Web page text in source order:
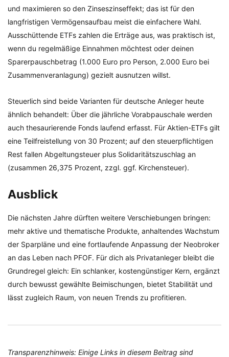
und maximieren so den Zinseszinseffekt; das ist für den
langfristigen Vermögensaufbau meist die einfachere Wahl.
Ausschüttende ETFs zahlen die Erträge aus, was praktisch ist,
wenn du regelmäßige Einnahmen möchtest oder deinen
Sparerpauschbetrag (1.000 Euro pro Person, 2.000 Euro bei
Zusammenveranlagung) gezielt ausnutzen willst.
Steuerlich sind beide Varianten für deutsche Anleger heute
ähnlich behandelt: Über die jährliche Vorabpauschale werden
auch thesaurierende Fonds laufend erfasst. Für Aktien-ETFs gilt
eine Teilfreistellung von 30 Prozent; auf den steuerpflichtigen
Rest fallen Abgeltungsteuer plus Solidaritätszuschlag an
(zusammen 26,375 Prozent, zzgl. ggf. Kirchensteuer).
Ausblick
Die nächsten Jahre dürften weitere Verschiebungen bringen:
mehr aktive und thematische Produkte, anhaltendes Wachstum
der Sparpläne und eine fortlaufende Anpassung der Neobroker
an das Leben nach PFOF. Für dich als Privatanleger bleibt die
Grundregel gleich: Ein schlanker, kostengünstiger Kern, ergänzt
durch bewusst gewählte Beimischungen, bietet Stabilität und
lässt zugleich Raum, von neuen Trends zu profitieren.
Transparenzhinweis: Einige Links in diesem Beitrag sind